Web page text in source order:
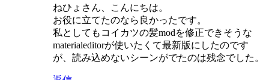
ねひょさん、こんにちは。
お役に立てたのなら良かったです。
私としてもコイカツの髪modを修正できそうな
materialeditorが使いたくて最新版にしたのです
が、読み込めないシーンがでたのは残念でした。